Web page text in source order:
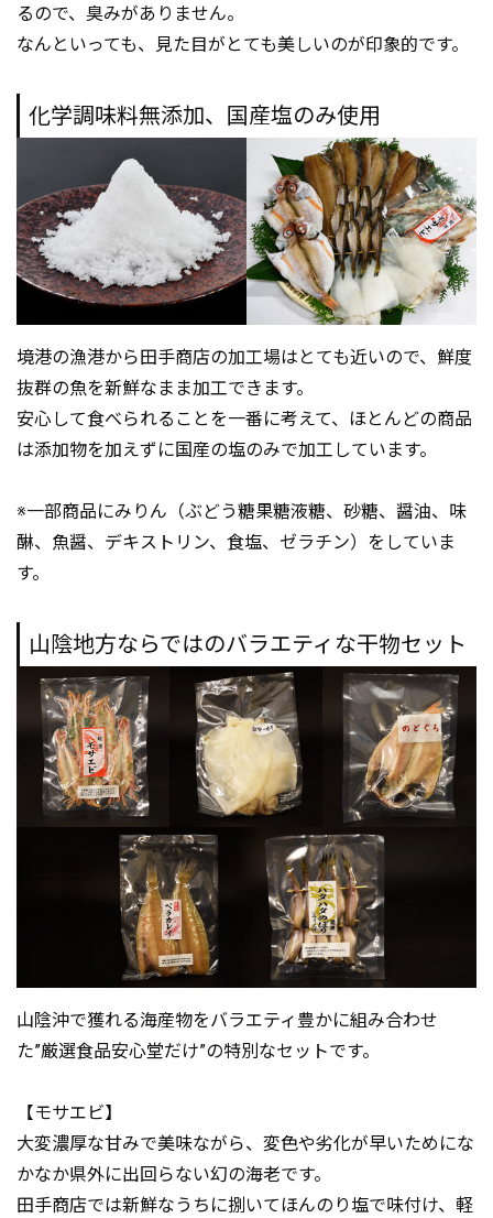
るので、臭みがありません。
なんといっても、見た目がとても美しいのが印象的です。
化学調味料無添加、国産塩のみ使用
境港の漁港から田手商店の加工場はとても近いので、鮮度
抜群の魚を新鮮なまま加工できます。
安心して食べられることを一番に考えて、ほとんどの商品
は添加物を加えずに国産の塩のみで加工しています。
※一部商品にみりん（ぶどう糖果糖液糖、砂糖、醤油、味
醂、魚醤、デキストリン、食塩、ゼラチン）をしていま
す。
山陰地方ならではのバラエティな干物セット
山陰沖で獲れる海産物をバラエティ豊かに組み合わせ
た”厳選食品安心堂だけ”の特別なセットです。
【モサエビ】
大変濃厚な甘みで美味ながら、変色や劣化が早いためにな
かなか県外に出回らない幻の海老です。
田手商店では新鮮なうちに捌いてほんのり塩で味付け、軽